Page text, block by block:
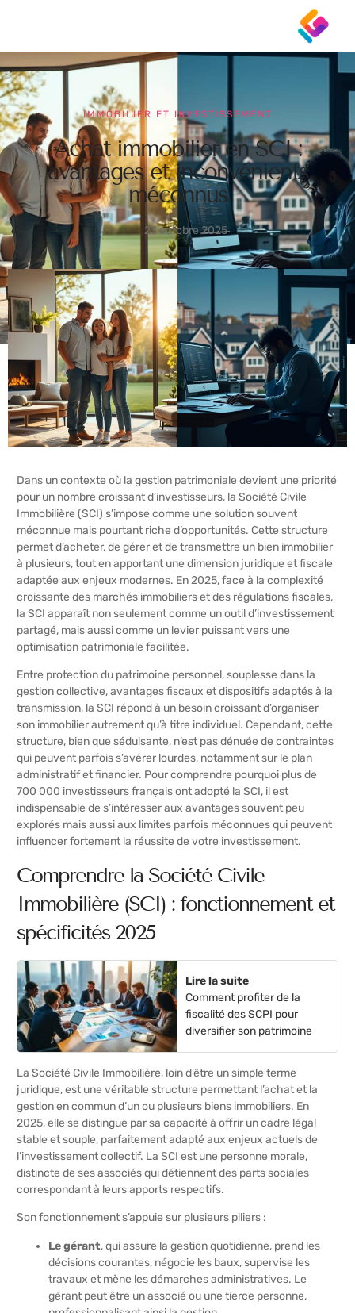
IMMOBILIER ET INVESTISSEMENT
Achat immobilier en SCI :
avantages et inconvénients
méconnus
23 octobre 2025
Dans un contexte où la gestion patrimoniale devient une priorité
pour un nombre croissant d’investisseurs, la Société Civile
Immobilière (SCI) s’impose comme une solution souvent
méconnue mais pourtant riche d’opportunités. Cette structure
permet d’acheter, de gérer et de transmettre un bien immobilier
à plusieurs, tout en apportant une dimension juridique et fiscale
adaptée aux enjeux modernes. En 2025, face à la complexité
croissante des marchés immobiliers et des régulations fiscales,
la SCI apparaît non seulement comme un outil d’investissement
partagé, mais aussi comme un levier puissant vers une
optimisation patrimoniale facilitée.
Entre protection du patrimoine personnel, souplesse dans la
gestion collective, avantages fiscaux et dispositifs adaptés à la
transmission, la SCI répond à un besoin croissant d’organiser
son immobilier autrement qu’à titre individuel. Cependant, cette
structure, bien que séduisante, n’est pas dénuée de contraintes
qui peuvent parfois s’avérer lourdes, notamment sur le plan
administratif et financier. Pour comprendre pourquoi plus de
700 000 investisseurs français ont adopté la SCI, il est
indispensable de s’intéresser aux avantages souvent peu
explorés mais aussi aux limites parfois méconnues qui peuvent
influencer fortement la réussite de votre investissement.
Comprendre la Société Civile
Immobilière (SCI) : fonctionnement et
spécificités 2025
Lire la suite
Comment profiter de la
fiscalité des SCPI pour
diversifier son patrimoine
La Société Civile Immobilière, loin d’être un simple terme
juridique, est une véritable structure permettant l’achat et la
gestion en commun d’un ou plusieurs biens immobiliers. En
2025, elle se distingue par sa capacité à offrir un cadre légal
stable et souple, parfaitement adapté aux enjeux actuels de
l’investissement collectif. La SCI est une personne morale,
distincte de ses associés qui détiennent des parts sociales
correspondant à leurs apports respectifs.
Son fonctionnement s’appuie sur plusieurs piliers :
Le gérant, qui assure la gestion quotidienne, prend les
décisions courantes, négocie les baux, supervise les
travaux et mène les démarches administratives. Le
gérant peut être un associé ou une tierce personne,